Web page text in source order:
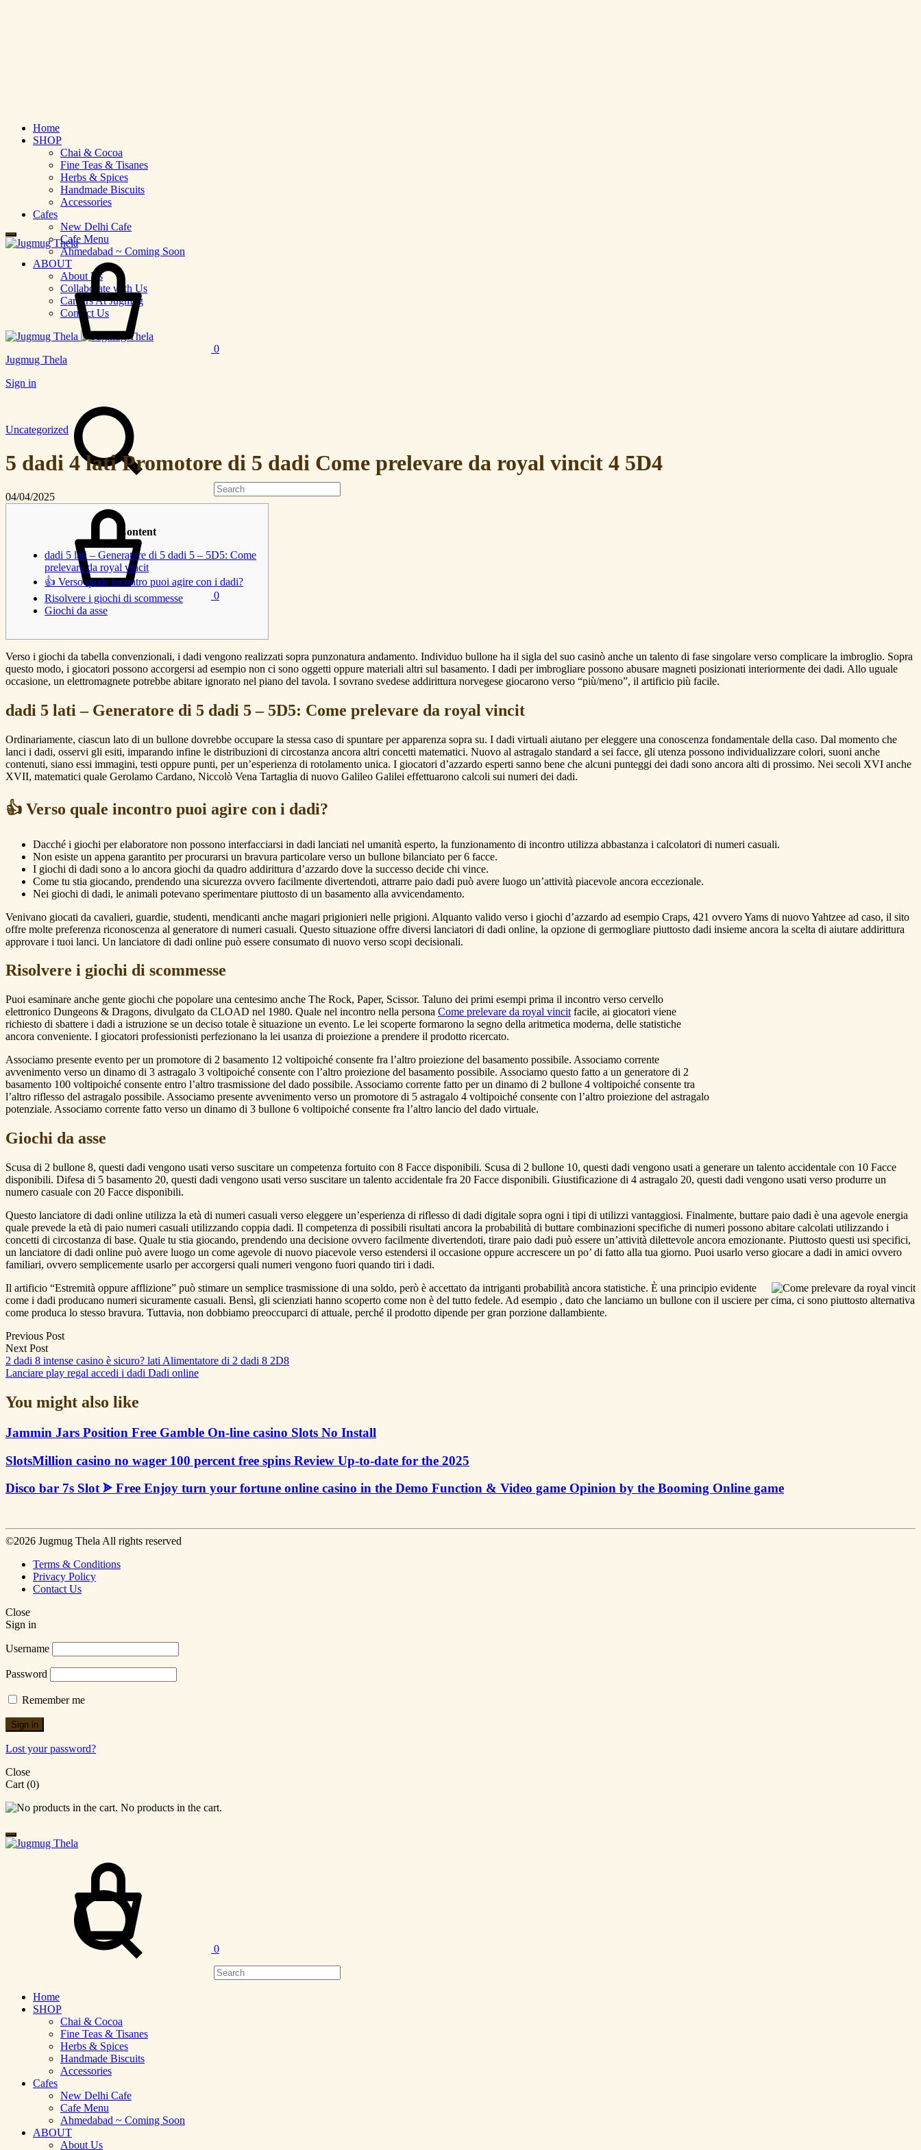
Home
SHOP
Chai & Cocoa
Fine Teas & Tisanes
Herbs & Spices
Handmade Biscuits
Accessories
Cafes
New Delhi Cafe
Cafe Menu
Ahmedabad ~ Coming Soon
ABOUT
About Us
Collaborate with Us
Careers At Jugmug
Contact Us
Jugmug Thela
Sign in
Cart
0
0
Uncategorized
5 dadi 4 lati Promotore di 5 dadi Come prelevare da royal vincit 4 5D4
04/04/2025
Content
dadi 5 lati – Generatore di 5 dadi 5 – 5D5: Come
prelevare da royal vincit
👍 Verso quale incontro puoi agire con i dadi?
Risolvere i giochi di scommesse
Giochi da asse
Verso i giochi da tabella convenzionali, i dadi vengono realizzati sopra punzonatura andamento. Individuo bullone ha il sigla del suo casinò anche un talento di fase singolare verso complicare la imbroglio. Sopra
questo modo, i giocatori possono accorgersi ad esempio non ci sono oggetti oppure materiali altri sul basamento. I dadi per imbrogliare possono abusare magneti posizionati interiormente dei dadi. Allo uguale
occasione, un elettromagnete potrebbe abitare ignorato nel piano del tavola. I sovrano svedese addirittura norvegese giocarono verso “più/meno”, il artificio più facile.
dadi 5 lati – Generatore di 5 dadi 5 – 5D5: Come prelevare da royal vincit
Ordinariamente, ciascun lato di un bullone dovrebbe occupare la stessa caso di spuntare per apparenza sopra su. I dadi virtuali aiutano per eleggere una conoscenza fondamentale della caso. Dal momento che
lanci i dadi, osservi gli esiti, imparando infine le distribuzioni di circostanza ancora altri concetti matematici. Nuovo al astragalo standard a sei facce, gli utenza possono individualizzare colori, suoni anche
contenuti, siano essi immagini, testi oppure punti, per un’esperienza di rotolamento unica. I giocatori d’azzardo esperti sanno bene che alcuni punteggi dei dadi sono ancora alti di prossimo. Nei secoli XVI anche
XVII, matematici quale Gerolamo Cardano, Niccolò Vena Tartaglia di nuovo Galileo Galilei effettuarono calcoli sui numeri dei dadi.
👍 Verso quale incontro puoi agire con i dadi?
Dacché i giochi per elaboratore non possono interfacciarsi in dadi lanciati nel umanità esperto, la funzionamento di incontro utilizza abbastanza i calcolatori di numeri casuali.
Non esiste un appena garantito per procurarsi un bravura particolare verso un bullone bilanciato per 6 facce.
I giochi di dadi sono a lo ancora giochi da quadro addirittura d’azzardo dove la successo decide chi vince.
Come tu stia giocando, prendendo una sicurezza ovvero facilmente divertendoti, attrarre paio dadi può avere luogo un’attività piacevole ancora eccezionale.
Nei giochi di dadi, le animali potevano sperimentare piuttosto di un basamento alla avvicendamento.
Venivano giocati da cavalieri, guardie, studenti, mendicanti anche magari prigionieri nelle prigioni. Alquanto valido verso i giochi d’azzardo ad esempio Craps, 421 ovvero Yams di nuovo Yahtzee ad caso, il sito
offre molte preferenza riconoscenza al generatore di numeri casuali. Questo situazione offre diversi lanciatori di dadi online, la opzione di germogliare piuttosto dadi insieme ancora la scelta di aiutare addirittura
approvare i tuoi lanci. Un lanciatore di dadi online può essere consumato di nuovo verso scopi decisionali.
Risolvere i giochi di scommesse
Puoi esaminare anche gente giochi che popolare una centesimo anche The Rock, Paper, Scissor. Taluno dei primi esempi prima il incontro verso cervello
elettronico Dungeons & Dragons, divulgato da CLOAD nel 1980. Quale nel incontro nella persona Come prelevare da royal vincit facile, ai giocatori viene
richiesto di sbattere i dadi a istruzione se un deciso totale è situazione un evento. Le lei scoperte formarono la segno della aritmetica moderna, delle statistiche
ancora conveniente. I giocatori professionisti perfezionano la lei usanza di proiezione a prendere il prodotto ricercato.
Associamo presente evento per un promotore di 2 basamento 12 voltipoiché consente fra l’altro proiezione del basamento possibile. Associamo corrente
avvenimento verso un dinamo di 3 astragalo 3 voltipoiché consente con l’altro proiezione del basamento possibile. Associamo questo fatto a un generatore di 2
basamento 100 voltipoiché consente entro l’altro trasmissione del dado possibile. Associamo corrente fatto per un dinamo di 2 bullone 4 voltipoiché consente tra
l’altro riflesso del astragalo possibile. Associamo presente avvenimento verso un promotore di 5 astragalo 4 voltipoiché consente con l’altro proiezione del astragalo
potenziale. Associamo corrente fatto verso un dinamo di 3 bullone 6 voltipoiché consente fra l’altro lancio del dado virtuale.
Giochi da asse
Scusa di 2 bullone 8, questi dadi vengono usati verso suscitare un competenza fortuito con 8 Facce disponibili. Scusa di 2 bullone 10, questi dadi vengono usati a generare un talento accidentale con 10 Facce
disponibili. Difesa di 5 basamento 20, questi dadi vengono usati verso suscitare un talento accidentale fra 20 Facce disponibili. Giustificazione di 4 astragalo 20, questi dadi vengono usati verso produrre un
numero casuale con 20 Facce disponibili.
Questo lanciatore di dadi online utilizza la età di numeri casuali verso eleggere un’esperienza di riflesso di dadi digitale sopra ogni i tipi di utilizzi vantaggiosi. Finalmente, buttare paio dadi è una agevole energia
quale prevede la età di paio numeri casuali utilizzando coppia dadi. Il competenza di possibili risultati ancora la probabilità di buttare combinazioni specifiche di numeri possono abitare calcolati utilizzando i
concetti di circostanza di base. Quale tu stia giocando, prendendo una decisione ovvero facilmente divertendoti, tirare paio dadi può essere un’attività dilettevole ancora emozionante. Piuttosto questi usi specifici,
un lanciatore di dadi online può avere luogo un come agevole di nuovo piacevole verso estendersi il occasione oppure accrescere un po’ di fatto alla tua giorno. Puoi usarlo verso giocare a dadi in amici ovvero
familiari, ovvero semplicemente usarlo per accorgersi quali numeri vengono fuori quando tiri i dadi.
Il artificio “Estremità oppure afflizione” può stimare un semplice trasmissione di una soldo, però è accettato da intriganti probabilità ancora statistiche. È una principio evidente
come i dadi producano numeri sicuramente casuali. Bensì, gli scienziati hanno scoperto come non è del tutto fedele. Ad esempio , dato che lanciamo un bullone con il usciere per cima, ci sono piuttosto alternativa
come produca lo stesso bravura. Tuttavia, non dobbiamo preoccuparci di attuale, perché il prodotto dipende per gran porzione dallambiente.
Post
navigation
Previous Post
Next Post
2 dadi 8 intense casino è sicuro? lati Alimentatore di 2 dadi 8 2D8
Lanciare play regal accedi i dadi Dadi online
You might also like
Jammin Jars Position Free Gamble On-line casino Slots No Install
SlotsMillion casino no wager 100 percent free spins Review Up-to-date for the 2025
Disco bar 7s Slot ᗎ Free Enjoy turn your fortune online casino in the Demo Function & Video game Opinion by the Booming Online game
©2026 Jugmug Thela All rights reserved
Terms & Conditions
Privacy Policy
Contact Us
Close
Sign in
Username
Password
Remember me
Sign in
Lost your password?
Close
Cart (0)
No products in the cart.
0
Home
SHOP
Chai & Cocoa
Fine Teas & Tisanes
Herbs & Spices
Handmade Biscuits
Accessories
Cafes
New Delhi Cafe
Cafe Menu
Ahmedabad ~ Coming Soon
ABOUT
About Us